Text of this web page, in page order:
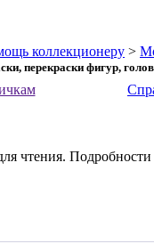
коллекционеру >
перекраски фигур, голов
чтения.